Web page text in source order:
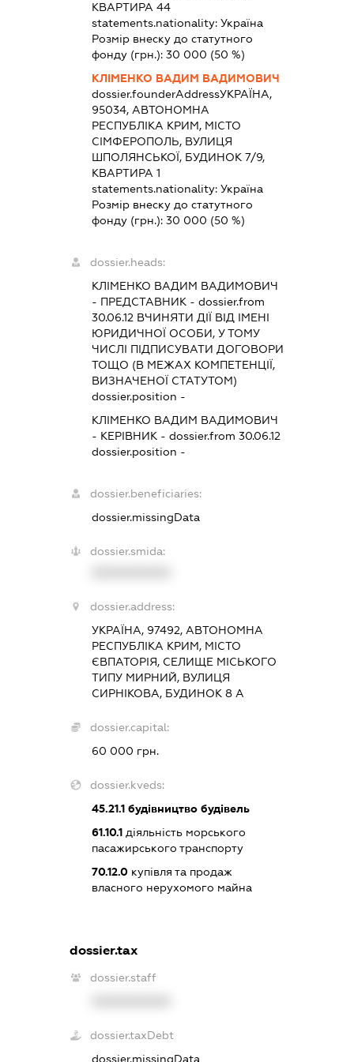
КВАРТИРА 44
statements.nationality:Україна
Розмір внеску до статутного
фонду (грн.):30 000 (50 %)
КЛІМЕНКО ВАДИМ ВАДИМОВИЧ
dossier.founderAddressУКРАЇНА,
95034, АВТОНОМНА
РЕСПУБЛІКА КРИМ, МІСТО
СІМФЕРОПОЛЬ, ВУЛИЦЯ
ШПОЛЯНСЬКОЇ, БУДИНОК 7/9,
КВАРТИРА 1
statements.nationality:Україна
Розмір внеску до статутного
фонду (грн.):30 000 (50 %)
dossier.heads:
КЛІМЕНКО ВАДИМ ВАДИМОВИЧ
- ПРЕДСТАВНИК - dossier.from
30.06.12 ВЧИНЯТИ ДІЇ ВІД ІМЕНІ
ЮРИДИЧНОЇ ОСОБИ, У ТОМУ
ЧИСЛІ ПІДПИСУВАТИ ДОГОВОРИ
ТОЩО (В МЕЖАХ КОМПЕТЕНЦІЇ,
ВИЗНАЧЕНОЇ СТАТУТОМ)
dossier.position -
КЛІМЕНКО ВАДИМ ВАДИМОВИЧ
- КЕРІВНИК - dossier.from 30.06.12
dossier.position -
dossier.beneficiaries:
dossier.missingData
dossier.smida:
dossier.address:
УКРАЇНА, 97492, АВТОНОМНА
РЕСПУБЛІКА КРИМ, МІСТО
ЄВПАТОРІЯ, СЕЛИЩЕ МІСЬКОГО
ТИПУ МИРНИЙ, ВУЛИЦЯ
СИРНІКОВА, БУДИНОК 8 А
dossier.capital:
60 000 грн.
dossier.kveds:
45.21.1 будівництво будівель
61.10.1 діяльність морського
пасажирського транспорту
70.12.0 купівля та продаж
власного нерухомого майна
dossier.tax
dossier.staff
dossier.taxDebt
dossier.missingData